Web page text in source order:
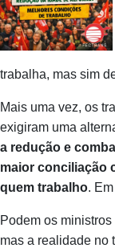
trabalha, mas sim
Mais uma vez, os
exigiram uma
a redução e
maior conciliação
quem trabalho.
Podem os ministros
mas a realidade no